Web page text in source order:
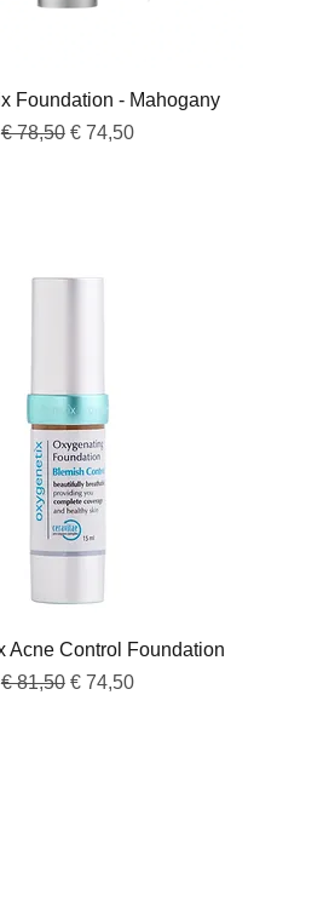
Snel overzicht
Foundation - Mahogany
Normale prijs
€ 78,50 Verkoopprijs
€ 74,50
Snel overzicht
Acne Control Foundation
Normale prijs
€ 81,50 Verkoopprijs
€ 74,50